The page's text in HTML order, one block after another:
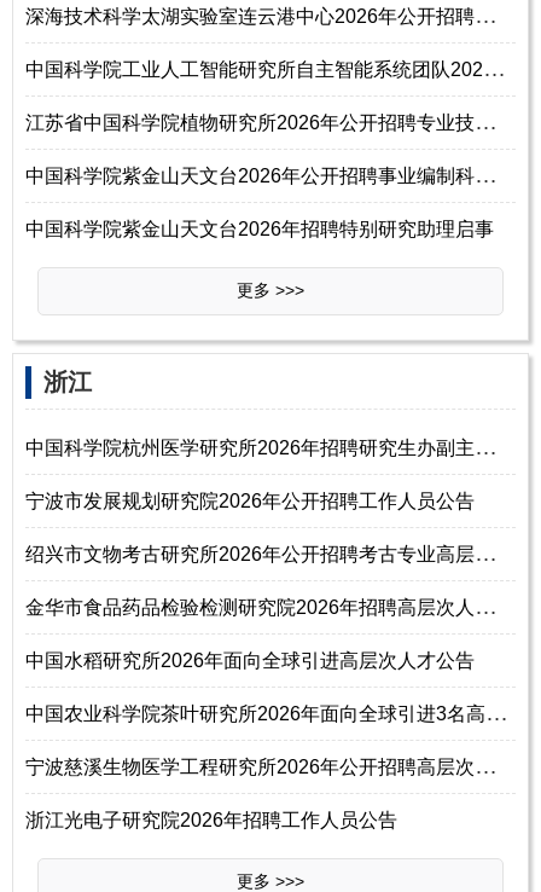
深
海技术科学太湖实验室连云港中心2026年公开招聘高层次人才公告
中
国科学院工业人工智能研究所自主智能系统团队2026年招聘公告
江
苏省中国科学院植物研究所2026年公开招聘专业技术人员公告
中
国科学院紫金山天文台2026年公开招聘事业编制科技研究人员启事（第二期）
中国科学院紫金山天文台2026年招聘特别研究助理启事
更多 >>>
‌‌浙江
中
国科学院杭州医学研究所2026年招聘研究生办副主任通知（博士研究生）
宁波市发展规划研究院2026年公开招聘工作人员公告
绍
兴市文物考古研究所2026年公开招聘考古专业高层次人才公告
金
华市食品药品检验检测研究院2026年招聘高层次人才公告
中国水稻研究所2026年面向全球引进高层次人才公告
中
国农业科学院茶叶研究所2026年面向全球引进3名高层次人才公告
宁
波慈溪生物医学工程研究所2026年公开招聘高层次紧缺人才公告
浙江光电子研究院2026年招聘工作人员公告
更多 >>>